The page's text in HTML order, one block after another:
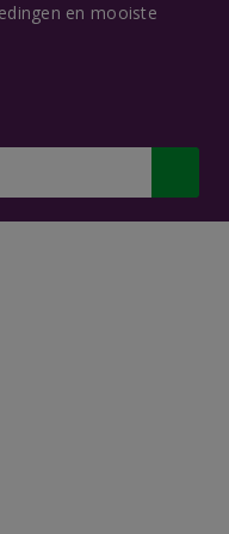
en mooiste